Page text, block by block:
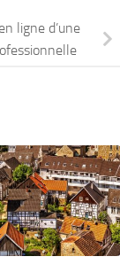
ligne d’une